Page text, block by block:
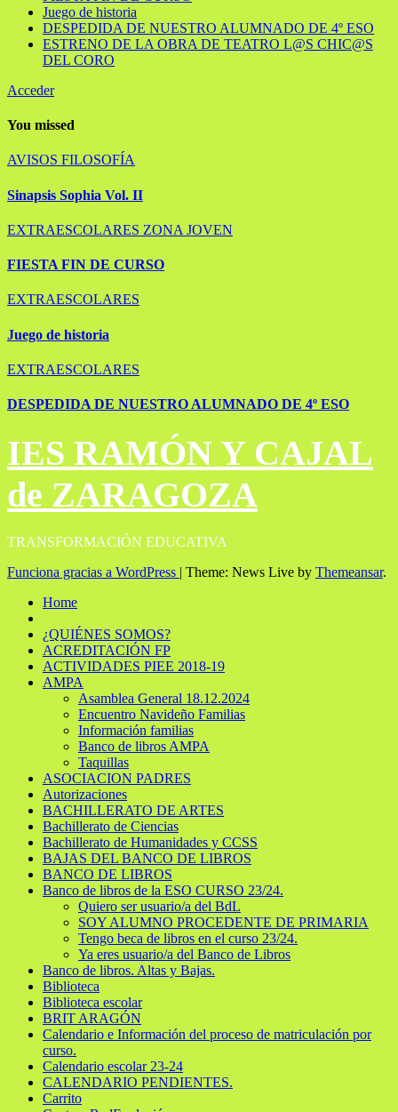
Juego de historia
DESPEDIDA DE NUESTRO ALUMNADO DE 4º ESO
ESTRENO DE LA OBRA DE TEATRO L@S CHIC@S
DEL CORO
Acceder
You missed
AVISOS FILOSOFÍA
Sinapsis Sophia Vol. II
EXTRAESCOLARES ZONA JOVEN
FIESTA FIN DE CURSO
EXTRAESCOLARES
Juego de historia
EXTRAESCOLARES
DESPEDIDA DE NUESTRO ALUMNADO DE 4º ESO
IES RAMÓN Y CAJAL
de ZARAGOZA
TRANSFORMACIÓN EDUCATIVA
Funciona gracias a WordPress | Theme: News Live by Themeansar.
Home
¿QUIÉNES SOMOS?
ACREDITACIÓN FP
ACTIVIDADES PIEE 2018-19
AMPA
Asamblea General 18.12.2024
Encuentro Navideño Familias
Información familias
Banco de libros AMPA
Taquillas
ASOCIACION PADRES
Autorizaciones
BACHILLERATO DE ARTES
Bachillerato de Ciencias
Bachillerato de Humanidades y CCSS
BAJAS DEL BANCO DE LIBROS
BANCO DE LIBROS
Banco de libros de la ESO CURSO 23/24.
Quiero ser usuario/a del BdL
SOY ALUMNO PROCEDENTE DE PRIMARIA
Tengo beca de libros en el curso 23/24.
Ya eres usuario/a del Banco de Libros
Banco de libros. Altas y Bajas.
Biblioteca
Biblioteca escolar
BRIT ARAGÓN
Calendario e Información del proceso de matriculación por
curso.
Calendario escolar 23-24
CALENDARIO PENDIENTES.
Carrito